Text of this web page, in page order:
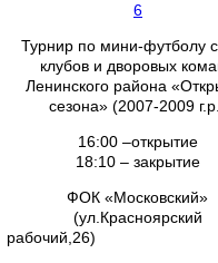
6
Турнир по мини-футболу
клубов и дворовых
Ленинского района
сезона» (2007-2009
16:00 –открытие
18:10 – закрытие
ФОК «Московский»
(ул.Красноярский